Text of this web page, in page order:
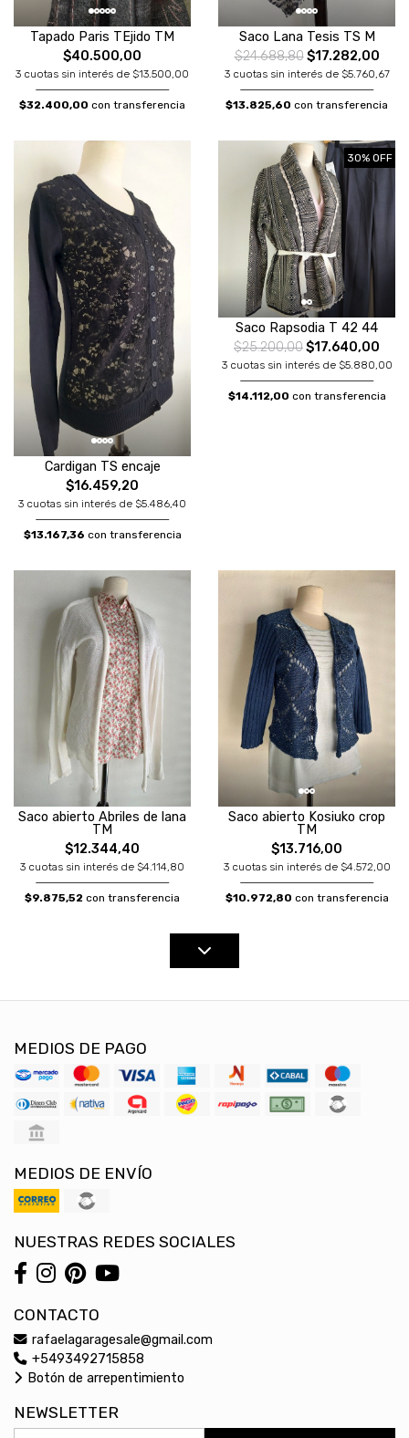
Tapado Paris TEjido TM
$40.500,00
3 cuotas sin interés de $13.500,00
$32.400,00 con transferencia
Saco Lana Tesis TS M
$24.688,80$17.282,00
3 cuotas sin interés de $5.760,67
$13.825,60 con transferencia
Cardigan TS encaje
$16.459,20
3 cuotas sin interés de $5.486,40
$13.167,36 con transferencia
30% OFF
Saco Rapsodia T 42 44
$25.200,00$17.640,00
3 cuotas sin interés de $5.880,00
$14.112,00 con transferencia
Saco abierto Abriles de lana
TM
$12.344,40
3 cuotas sin interés de $4.114,80
$9.875,52 con transferencia
Saco abierto Kosiuko crop
TM
$13.716,00
3 cuotas sin interés de $4.572,00
$10.972,80 con transferencia
MEDIOS DE PAGO
MEDIOS DE ENVÍO
NUESTRAS REDES SOCIALES
CONTACTO
rafaelagaragesale@gmail.com
+5493492715858
Botón de arrepentimiento
NEWSLETTER